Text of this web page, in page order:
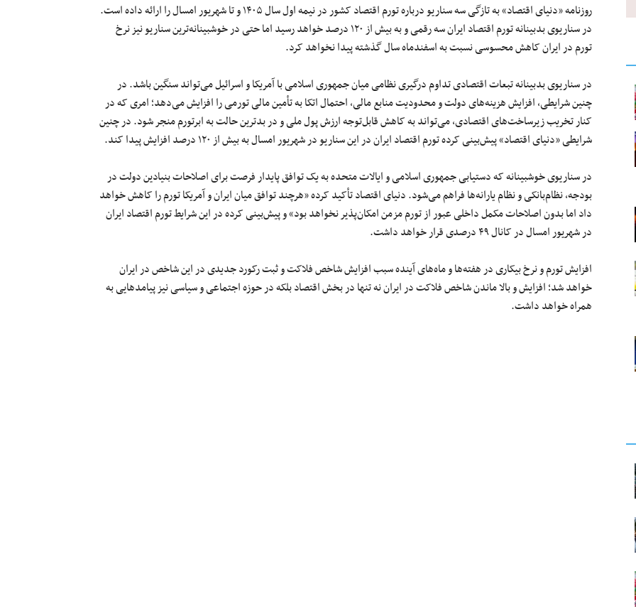
روزنامه «دنیای اقتصاد» به تازگی سه سناریو درباره تورم اقتصاد کشور در نیمه اول سال ۱۴۰۵ و تا شهریور امسال را ارائه داده است.
در سناریوی بدبینانه تورم اقتصاد ایران سه رقمی و به بیش از ۱۲۰ درصد خواهد رسید اما حتی در خوشبینانه‌ترین سناریو نیز نرخ
تورم در ایران کاهش محسوسی نسبت به اسفندماه سال گذشته پیدا نخواهد کرد.
در سناریوی بدبینانه تبعات اقتصادی تداوم درگیری نظامی میان جمهوری اسلامی با آمریکا و اسرائیل می‌تواند سنگین باشد. در
چنین شرایطی، افزایش هزینه‌های دولت و محدودیت منابع مالی، احتمال اتکا به تأمین مالی تورمی را افزایش می‌دهد؛ امری که در
کنار تخریب زیرساخت‌های اقتصادی، می‌تواند به کاهش قابل‌توجه ارزش پول ملی و در بدترین حالت به ابرتورم منجر شود. در چنین
شرایطی «دنیای اقتصاد» پیش‌بینی کرده تورم اقتصاد ایران در این سناریو در شهریور امسال به بیش از ۱۲۰ درصد افزایش پیدا کند.
در سناریوی خوشبینانه که دستیابی جمهوری اسلامی و ایالات متحده به یک توافق پایدار فرصت برای اصلاحات بنیادین دولت در
بودجه، نظام‌بانکی و نظام یارانه‌ها فراهم می‌شود. دنیای اقتصاد تأکید کرده «هرچند توافق میان ایران و آمریکا تورم را کاهش خواهد
داد اما بدون اصلاحات مکمل داخلی عبور از تورم مزمن امکان‌پذیر نخواهد بود» و پیش‌بینی کرده در این شرایط تورم اقتصاد ایران
در شهریور امسال در کانال ۴۹ درصدی قرار خواهد داشت.
افزایش تورم و نرخ بیکاری در هفته‌ها و ماه‌های آینده سبب افزایش شاخص فلاکت و ثبت رکورد جدیدی در این شاخص در ایران
خواهد شد؛ افزایش و بالا ماندن شاخص فلاکت در ایران نه تنها در بخش اقتصاد بلکه در حوزه اجتماعی و سیاسی نیز پیامدهایی به
همراه خواهد داشت.